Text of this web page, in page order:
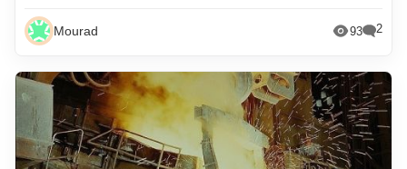
Mourad 93 2